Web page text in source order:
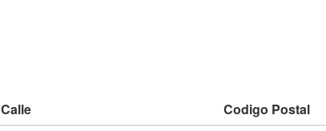
Calle
Codigo Postal